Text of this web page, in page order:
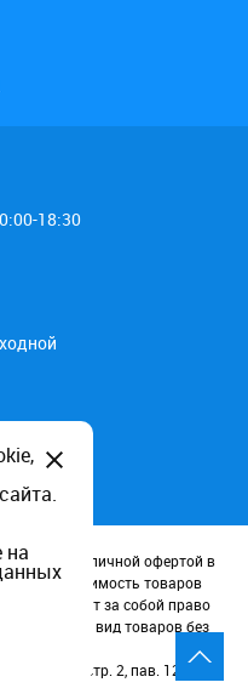
18:30
публичной офертой в
и стоимость товаров
оставляют за собой право
и внешний вид товаров без
д. 116, стр. 2, пав. 123.
на